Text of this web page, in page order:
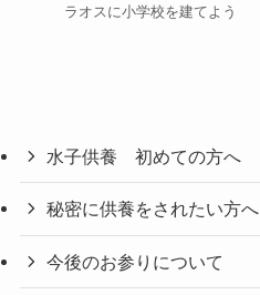
ラオスに小学校を建てよう
水子供養 初めての方へ
秘密に供養をされたい方へ
今後のお参りについて